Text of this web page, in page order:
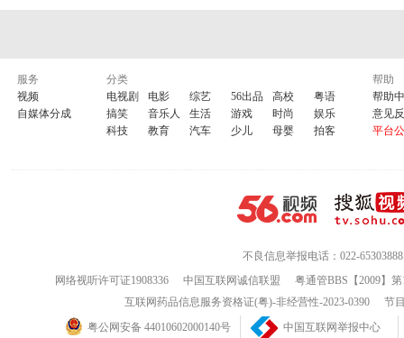
服务
视频
自媒体分成
分类
电视剧
电影 综艺 56出品 高校
粤语
搞笑
音乐人 生活 游戏 时尚
娱乐
科技
教育 汽车 少儿 母婴 拍客
帮助
帮助
意见
平台
不良信息举报电话：022-65303888
网络视听许可证1908336
中国互联网诚信联盟
粤通管BBS【2009】
互联网药品信息服务资格证(粤)-非经营性-2023-0390
节
粤公网安备 44010602000140号
中国互联网举报中心